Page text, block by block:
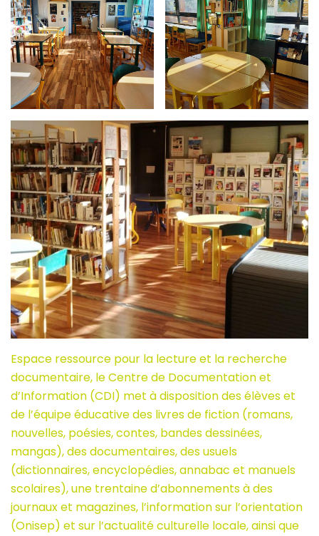
Espace ressource pour la lecture et la recherche
documentaire, le Centre de Documentation et
d’Information (CDI) met à disposition des élèves et
de l’équipe éducative des livres de fiction (romans,
nouvelles, poésies, contes, bandes dessinées,
mangas), des documentaires, des usuels
(dictionnaires, encyclopédies, annabac et manuels
scolaires), une trentaine d’abonnements à des
journaux et magazines, l’information sur l’orientation
(Onisep) et sur l’actualité culturelle locale, ainsi que